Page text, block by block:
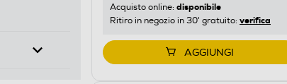
Acquisto online: disponibile
Ritiro in negozio in 30' gratuito: verifica
AGGIUNGI